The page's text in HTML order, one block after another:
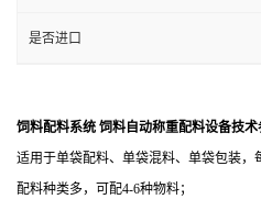
是否进口
饲料配料系统 饲料自动称重配料设备技术
适用于单袋配料、单袋混料、单袋包装，
配料种类多，可配4-6种物料；